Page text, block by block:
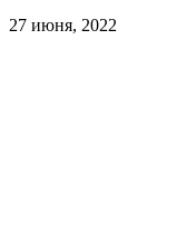
27 июня, 2022